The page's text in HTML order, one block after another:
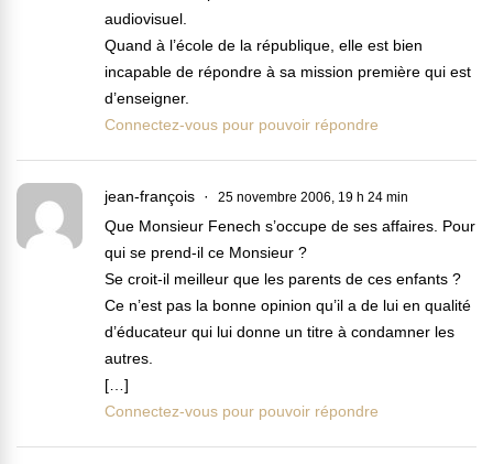
audiovisuel.
Quand à l’école de la république, elle est bien
incapable de répondre à sa mission première qui est
d’enseigner.
Connectez-vous pour pouvoir répondre
jean-françois 25 novembre 2006, 19 h 24 min
Que Monsieur Fenech s’occupe de ses affaires. Pour
qui se prend-il ce Monsieur ?
Se croit-il meilleur que les parents de ces enfants ?
Ce n’est pas la bonne opinion qu’il a de lui en qualité
d’éducateur qui lui donne un titre à condamner les
autres.
[…]
Connectez-vous pour pouvoir répondre